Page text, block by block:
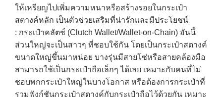
ให้เหรียญไปเพิ่มความหนาหรือสร้างรอยในกระเป๋า
สตางค์หลัก เป็นตัวช่วยเสริมที่น่ารักและมีประโยชน์
: กระเป๋าคลัตช์ (Clutch Wallet/Wallet-on-Chain) อันนี้
ส่วนใหญ่จะเป็นสาวๆ ที่ชอบใช้กัน โดยเป็นกระเป๋าสตางค์
ขนาดใหญ่ขึ้นมาหน่อย บางรุ่นมีสายโซ่หรือสายคล้องมือ
สามารถใช้เป็นกระเป๋าถือเล็กๆ ได้เลย เหมาะกับคนที่ไม่
ชอบพกกระเป๋าใหญ่ในบางโอกาส หรือต้องการกระเป๋าที่
รวมฟังก์ชันกระเป๋าสตางค์กับกระเป๋าถือไว้ด้วยกัน เหมาะ